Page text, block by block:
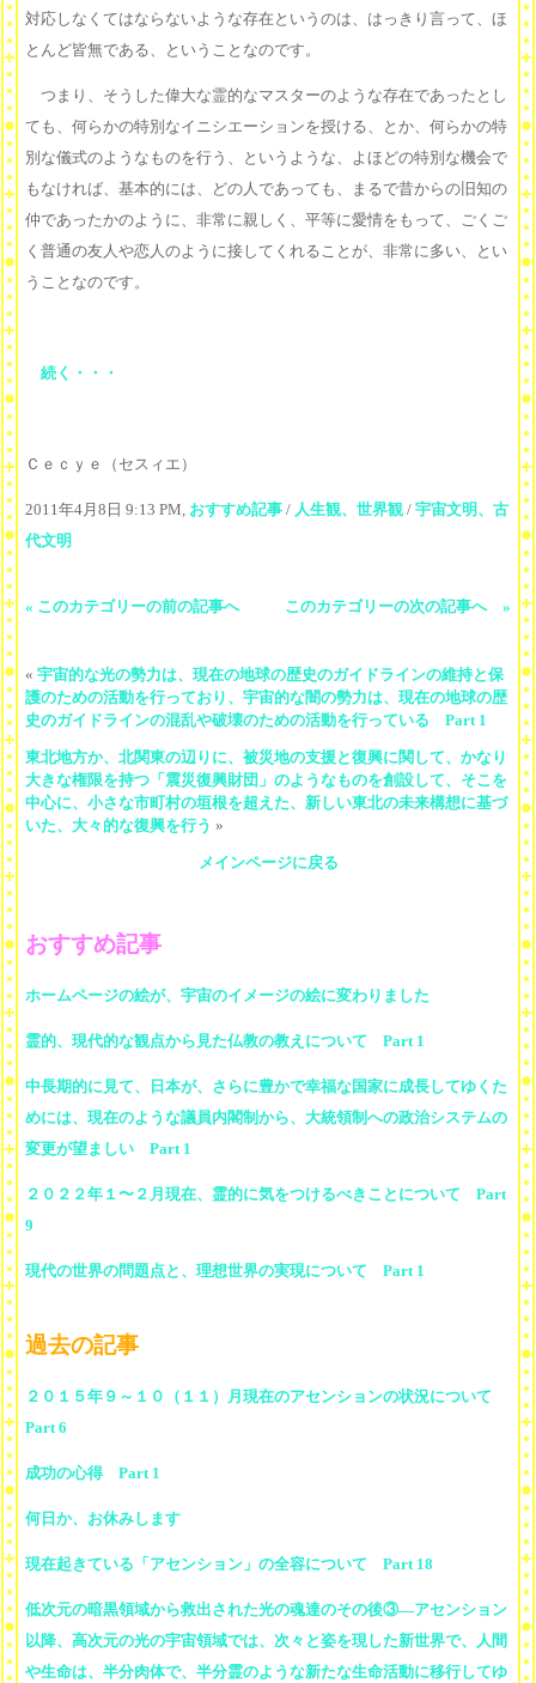
対応しなくてはならないような存在というのは、はっきり言って、ほ
とんど皆無である、ということなのです。
つまり、そうした偉大な霊的なマスターのような存在であったとし
ても、何らかの特別なイニシエーションを授ける、とか、何らかの特
別な儀式のようなものを行う、というような、よほどの特別な機会で
もなければ、基本的には、どの人であっても、まるで昔からの旧知の
仲であったかのように、非常に親しく、平等に愛情をもって、ごくご
く普通の友人や恋人のように接してくれることが、非常に多い、とい
うことなのです。
続く・・・
Ｃｅｃｙｅ（セスィエ）
2011年4月8日 9:13 PM, おすすめ記事 / 人生観、世界観 / 宇宙文明、古
代文明
« このカテゴリーの前の記事へ このカテゴリーの次の記事へ »
« 宇宙的な光の勢力は、現在の地球の歴史のガイドラインの維持と保
護のための活動を行っており、宇宙的な闇の勢力は、現在の地球の歴
史のガイドラインの混乱や破壊のための活動を行っている Part 1
東北地方か、北関東の辺りに、被災地の支援と復興に関して、かなり
大きな権限を持つ「震災復興財団」のようなものを創設して、そこを
中心に、小さな市町村の垣根を超えた、新しい東北の未来構想に基づ
いた、大々的な復興を行う »
メインページに戻る
おすすめ記事
ホームページの絵が、宇宙のイメージの絵に変わりました
霊的、現代的な観点から見た仏教の教えについて Part 1
中長期的に見て、日本が、さらに豊かで幸福な国家に成長してゆくた
めには、現在のような議員内閣制から、大統領制への政治システムの
変更が望ましい Part 1
２０２２年１〜２月現在、霊的に気をつけるべきことについて Part
9
現代の世界の問題点と、理想世界の実現について Part 1
過去の記事
２０１５年９～１０（１１）月現在のアセンションの状況について
Part 6
成功の心得 Part 1
何日か、お休みします
現在起きている「アセンション」の全容について Part 18
低次元の暗黒領域から救出された光の魂達のその後③―アセンション
以降、高次元の光の宇宙領域では、次々と姿を現した新世界で、人間
や生命は、半分肉体で、半分霊のような新たな生命活動に移行してゆ